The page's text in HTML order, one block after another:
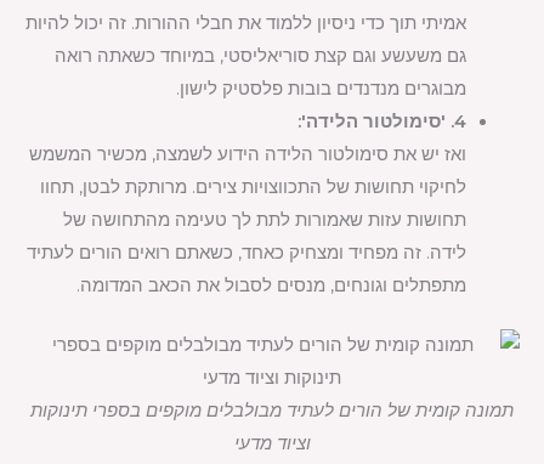
אמיתי תוך כדי ניסיון ללמוד את חבלי ההורות. זה יכול להיות
גם משעשע וגם קצת סוריאליסטי, במיוחד כשאתה רואה
מבוגרים מנדנדים בובות פלסטיק לישון.
4. 'סימולטור הלידה':
ואז יש את סימולטור הלידה הידוע לשמצה, מכשיר המשמש
לחיקוי תחושות של התכווצויות צירים. מרותקת לבטן, תחוו
תחושות עזות שאמורות לתת לך טעימה מהתחושה של
לידה. זה מפחיד ומצחיק כאחד, כשאתם רואים הורים לעתיד
מתפתלים וגונחים, מנסים לסבול את הכאב המדומה.
תמונה קומית של הורים לעתיד מבולבלים מוקפים בספרי תינוקות
וציוד מדעי